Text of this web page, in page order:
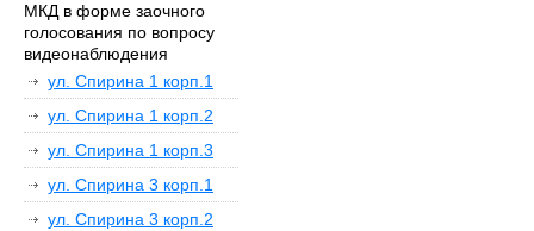
МКД в форме заочного
голосования по вопросу
видеонаблюдения
ул. Спирина 1 корп.1
ул. Спирина 1 корп.2
ул. Спирина 1 корп.3
ул. Спирина 3 корп.1
ул. Спирина 3 корп.2